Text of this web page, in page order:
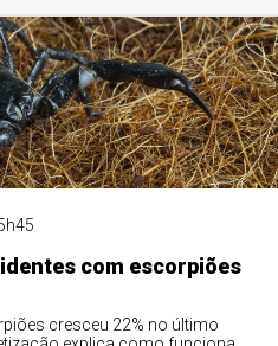
com escorpiões
cresceu 22% no último